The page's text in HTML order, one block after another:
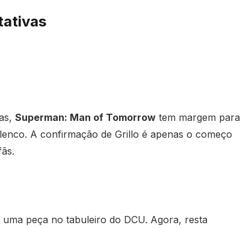
Superman: Man of Tomorrowtem margem para
A confirmação de Grillo é apenas o começo
peça no tabuleiro do DCU. Agora, resta